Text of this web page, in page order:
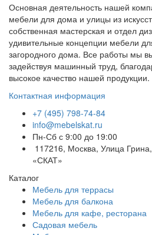
Основная деятельность нашей
мебели для дома и улицы из
собственная мастерская и отдел
удивительные концепции мебели
загородного дома. Все работы мы
задействуя машинный труд,
высокое качество нашей продукции.
Контактная информация
+7 (495) 798-74-84
info@mebelskat.ru
Пн-Сб с 9:00 до 19:00
117216, Москва, Улица
«СКАТ»
Каталог
Мебель для террасы
Мебель для балкона
Мебель для кафе, ресторана
Садовая мебель